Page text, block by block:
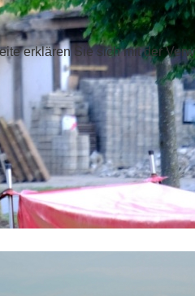
erklären Sie sich mit der